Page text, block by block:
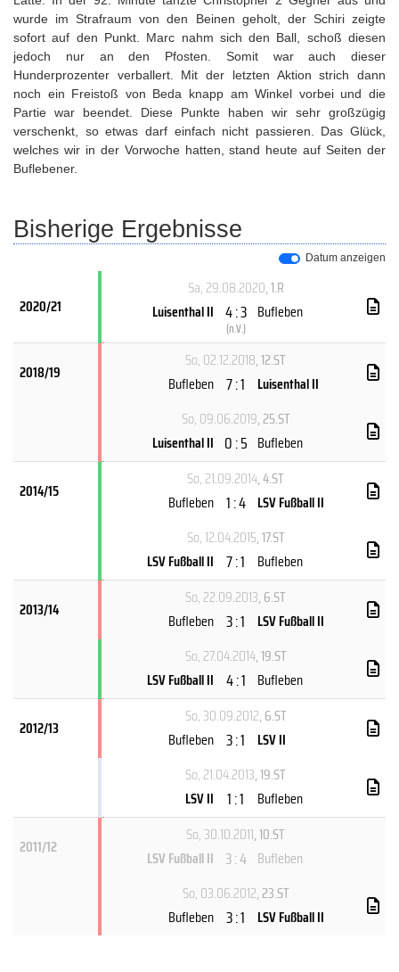
wurde im Strafraum von den Beinen geholt, der Schiri zeigte
sofort auf den Punkt. Marc nahm sich den Ball, schoß diesen
jedoch nur an den Pfosten. Somit war auch dieser
Hunderprozenter verballert. Mit der letzten Aktion strich dann
noch ein Freistoß von Beda knapp am Winkel vorbei und die
Partie war beendet. Diese Punkte haben wir sehr großzügig
verschenkt, so etwas darf einfach nicht passieren. Das Glück,
welches wir in der Vorwoche hatten, stand heute auf Seiten der
Buflebener.
Bisherige Ergebnisse
Datum anzeigen
2020/21
Sa, 29.08.2020, 1.R
Luisenthal II 4 : 3
(n.V.)
Bufleben
2018/19
So, 02.12.2018, 12.ST
Bufleben 7 : 1
Luisenthal II
So, 09.06.2019, 25.ST
Luisenthal II 0 : 5 Bufleben
2014/15
So, 21.09.2014, 4.ST
Bufleben 1 : 4 LSV Fußball II
So, 12.04.2015, 17.ST
LSV Fußball II 7 : 1 Bufleben
2013/14
So, 22.09.2013, 6.ST
Bufleben 3 : 1
LSV Fußball II
So, 27.04.2014, 19.ST
LSV Fußball II 4 : 1 Bufleben
2012/13
So, 30.09.2012, 6.ST
Bufleben 3 : 1
LSV II
So, 21.04.2013, 19.ST
LSV II
1 : 1 Bufleben
2011/12
So, 30.10.2011, 10.ST
LSV Fußball II 3 : 4 Bufleben
So, 03.06.2012, 23.ST
Bufleben 3 : 1 LSV Fußball II